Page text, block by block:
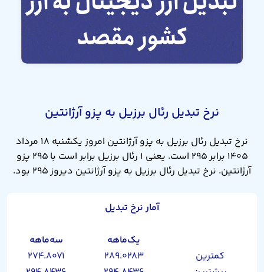
نرخ تبدیل رئال برزیل به پزو آرژانتین
نرخ تبدیل رئال برزیل به پزو آرژانتین امروز یکشنبه ۱۸ مرداد
۱۴۰۵ برابر ۲۹۵ است. یعنی ۱ رئال برزیل برابر است با ۲۹۵ پزو
آرژانتین. نرخ تبدیل رئال برزیل به پزو آرژانتین دیروز ۲۹۵ بود.
آمار نرخ تبدیل
یک‌ماهه
سه‌ماهه
کمترین
۲۸۹.۰۲۸۳
۲۷۴.۸۰۷۱